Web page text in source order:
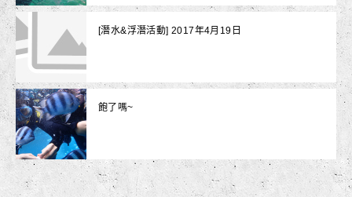
[潛水&浮潛活動] 2017年4月19日
飽了嗎~